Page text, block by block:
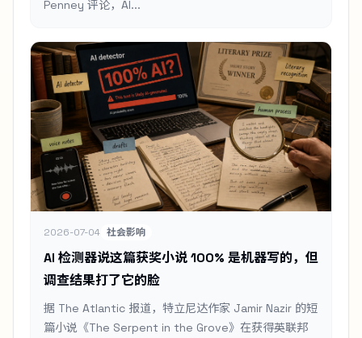
Penney 评论，AI...
2026-07-04 社会影响
AI 检测器说这篇获奖小说 100% 是机器写的，但
调查结果打了它的脸
据 The Atlantic 报道，特立尼达作家 Jamir Nazir 的短
篇小说《The Serpent in the Grove》在获得英联邦